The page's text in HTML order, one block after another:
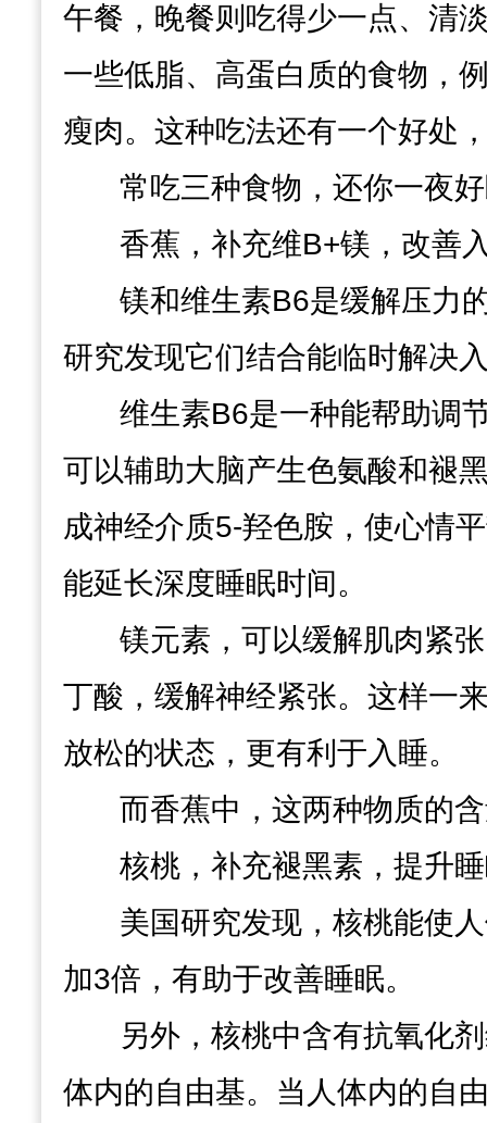
午餐，晚餐则吃得少一点、清
一些低脂、高蛋白质的食物，
瘦肉。这种吃法还有一个好处
常吃三种食物，还你一夜
香蕉，补充维B+镁，改善
镁和维生素B6是缓解压力
研究发现它们结合能临时解决
维生素B6是一种能帮助调
可以辅助大脑产生色氨酸和
成神经介质5-羟色胺，使心情
能延长深度睡眠时间。
镁元素， 可以缓解肌肉紧
丁酸，缓解神经紧张。这样一
放松的状态，更有利于入睡。
而香蕉中，这两种物质的
核桃，补充褪黑素，提升
美国研究发现， 核桃能使
加3倍，有助于改善睡眠。
另外，核桃中含有抗氧化
体内的自由基。当人体内的自